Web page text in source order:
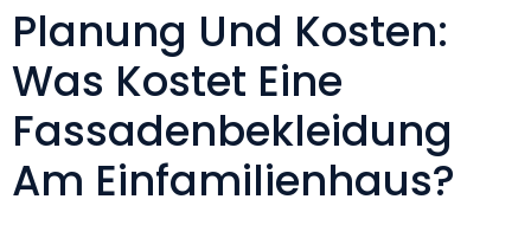
Planung Und Kosten:
Was Kostet Eine
Fassadenbekleidung
Am Einfamilienhaus?